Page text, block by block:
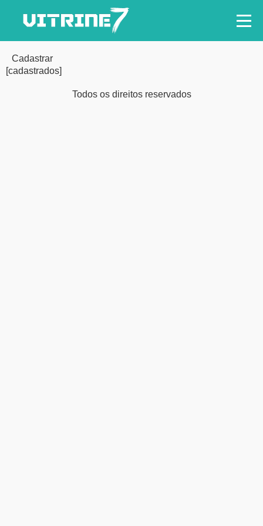
Cadastrar
[cadastrados]
Todos os direitos reservados